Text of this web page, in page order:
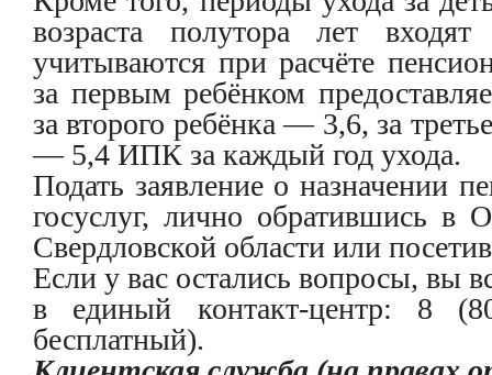
возраста полутора лет
учитываются при расчёте
за первым ребёнком
за второго ребёнка — 3,6, за
— 5,4 ИПК за каждый год ухода.
Подать заявление о назначении
госуслуг, лично обратившись в
Свердловской области или
Если у вас остались вопросы, вы
в единый контакт-центр: 8
бесплатный).